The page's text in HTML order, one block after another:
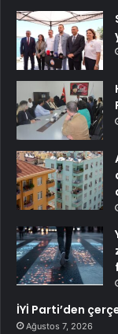
İYİ Parti’den
Ağustos 7, 2026